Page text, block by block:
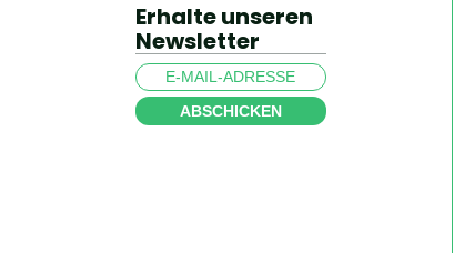
Erhalte unseren
Newsletter
ABSCHICKEN